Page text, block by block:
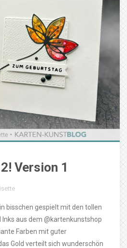
Version 1
bisschen gespielt mit den tollen
Inks aus dem @kartenkunstshop
Farben mit guter
Gold verteilt sich wunderschön